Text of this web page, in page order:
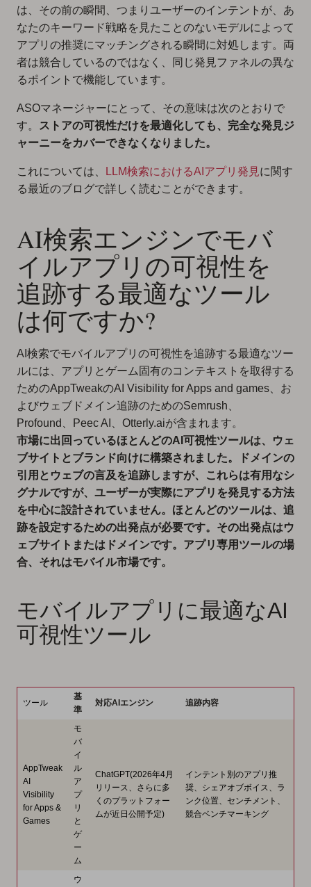
は、その前の瞬間、つまりユーザーのインテントが、あ
なたのキーワード戦略を見たことのないモデルによって
アプリの推奨にマッチングされる瞬間に対処します。両
者は競合しているのではなく、同じ発見ファネルの異な
るポイントで機能しています。
ASOマネージャーにとって、その意味は次のとおりで
す。
ストアの可視性だけを最適化しても、完全な発見ジ
ャーニーをカバーできなくなりました。
これについては、 LLM検索におけるAIアプリ発見に関す
る最近のブログで詳しく読むことができます。
AI検索エンジンでモバ
イルアプリの可視性を
追跡する最適なツール
は何ですか?
AI検索でモバイルアプリの可視性を追跡する最適なツー
ルには、アプリとゲーム固有のコンテキストを取得する
ためのAppTweakのAI Visibility for Apps and games、お
よびウェブドメイン追跡のためのSemrush、
Profound、Peec AI、Otterly.aiが含まれます。
市場に出回っているほとんどのAI可視性ツールは、ウェ
ブサイトとブランド向けに構築されました。ドメインの
引用とウェブの言及を追跡しますが、これらは有用なシ
グナルですが、ユーザーが実際にアプリを発見する方法
を中心に設計されていません。ほとんどのツールは、追
跡を設定するための出発点が必要です。その出発点はウ
ェブサイトまたはドメインです。アプリ専用ツールの場
合、それはモバイル市場です。
モバイルアプリに最適なAI
可視性ツール
ツール
基
準
対応AIエンジン 追跡内容
AppTweak
AI
Visibility
for Apps &
Games
モ
バ
イ
ル
ア
プ
リ
と
ゲ
ー
ム
ChatGPT(2026年4月
リリース、さらに多
くのプラットフォー
ムが近日公開予定)
インテント別のアプリ推
奨、シェアオブボイス、ラ
ンク位置、センチメント、
競合ベンチマーキング
ウ